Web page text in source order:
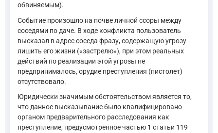
обвиняемым).
Событие произошло на почве личной ссоры между
соседями по даче. В ходе конфликта пользователь
высказал в адрес соседа фразу, содержащую угрозу
лишить его жизни («застрелю»), при этом реальных
действий по реализации этой угрозы не
предпринималось, орудие преступления (пистолет)
отсутствовало.
Юридически значимым обстоятельством является то,
что данное высказывание было квалифицировано
органом предварительного расследования как
преступление, предусмотренное частью 1 статьи 119